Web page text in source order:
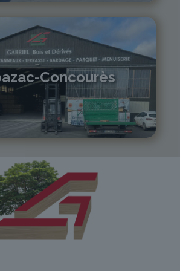
Concourès
05 81 55 83 89
sa.fr